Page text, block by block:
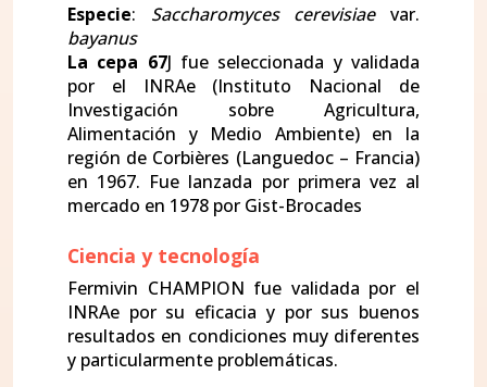
Especie: Saccharomyces cerevisiaevar.
bayanus
La cepa 67J fue seleccionada y validada
por el INRAe (Instituto Nacional de
Investigación sobre Agricultura,
Alimentación y Medio Ambiente) en la
región de Corbières (Languedoc – Francia)
en 1967. Fue lanzada por primera vez al
mercado en 1978 por Gist-Brocades
Ciencia y tecnología
Fermivin CHAMPION fue validada por el
INRAe por su eficacia y por sus buenos
resultados en condiciones muy diferentes
y particularmente problemáticas.